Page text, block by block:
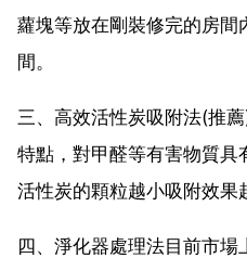
蘿塊等放在剛裝修完的房間
間。
三、高效活性炭吸附法(推
特點，對甲醛等有害物質具
活性炭的顆粒越小吸附效果
四、淨化器處理法目前市